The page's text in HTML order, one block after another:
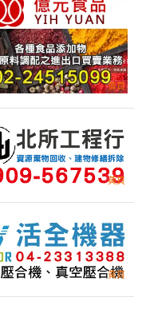
立即報價
心 詢價
立即報價
立即報價
型 雙面膠帶